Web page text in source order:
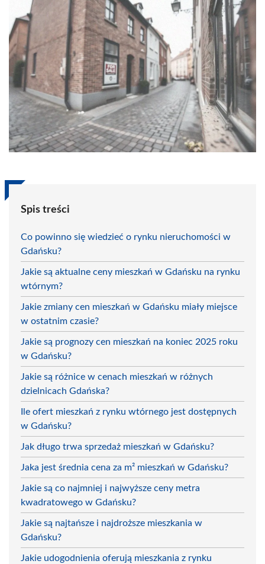
Spis treści
Co powinno się wiedzieć o rynku nieruchomości w
Gdańsku?
Jakie są aktualne ceny mieszkań w Gdańsku na rynku
wtórnym?
Jakie zmiany cen mieszkań w Gdańsku miały miejsce
w ostatnim czasie?
Jakie są prognozy cen mieszkań na koniec 2025 roku
w Gdańsku?
Jakie są różnice w cenach mieszkań w różnych
dzielnicach Gdańska?
Ile ofert mieszkań z rynku wtórnego jest dostępnych
w Gdańsku?
Jak długo trwa sprzedaż mieszkań w Gdańsku?
Jaka jest średnia cena za m² mieszkań w Gdańsku?
Jakie są co najmniej i najwyższe ceny metra
kwadratowego w Gdańsku?
Jakie są najtańsze i najdroższe mieszkania w
Gdańsku?
Jakie udogodnienia oferują mieszkania z rynku